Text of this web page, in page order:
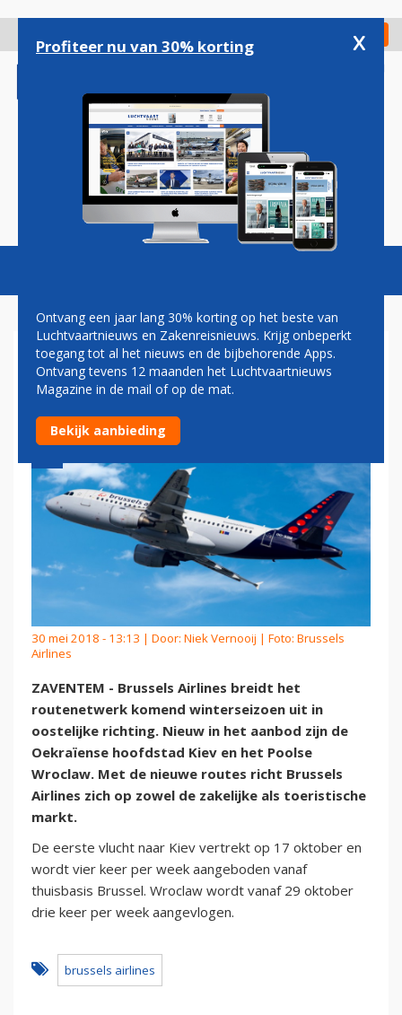
gaan
Check in
Magazine Podcasts Vacatures
BRUSSELS AIRLINES BREIDT
UIT RICHTING HET OOSTEN
30 mei 2018 - 13:13 | Door: Niek Vernooij | Foto: Brussels
Airlines
ZAVENTEM - Brussels Airlines breidt het
routenetwerk komend winterseizoen uit in
oostelijke richting. Nieuw in het aanbod zijn de
Oekraïense hoofdstad Kiev en het Poolse
Wroclaw. Met de nieuwe routes richt Brussels
Airlines zich op zowel de zakelijke als toeristische
markt.
De eerste vlucht naar Kiev vertrekt op 17 oktober en
wordt vier keer per week aangeboden vanaf
thuisbasis Brussel. Wroclaw wordt vanaf 29 oktober
drie keer per week aangevlogen.
brussels airlines
Profiteer nu van 30% korting x
Ontvang een jaar lang 30% korting op het beste van
Luchtvaartnieuws en Zakenreisnieuws. Krijg onbeperkt
toegang tot al het nieuws en de bijbehorende Apps.
Ontvang tevens 12 maanden het Luchtvaartnieuws
Magazine in de mail of op de mat.
Bekijk aanbieding